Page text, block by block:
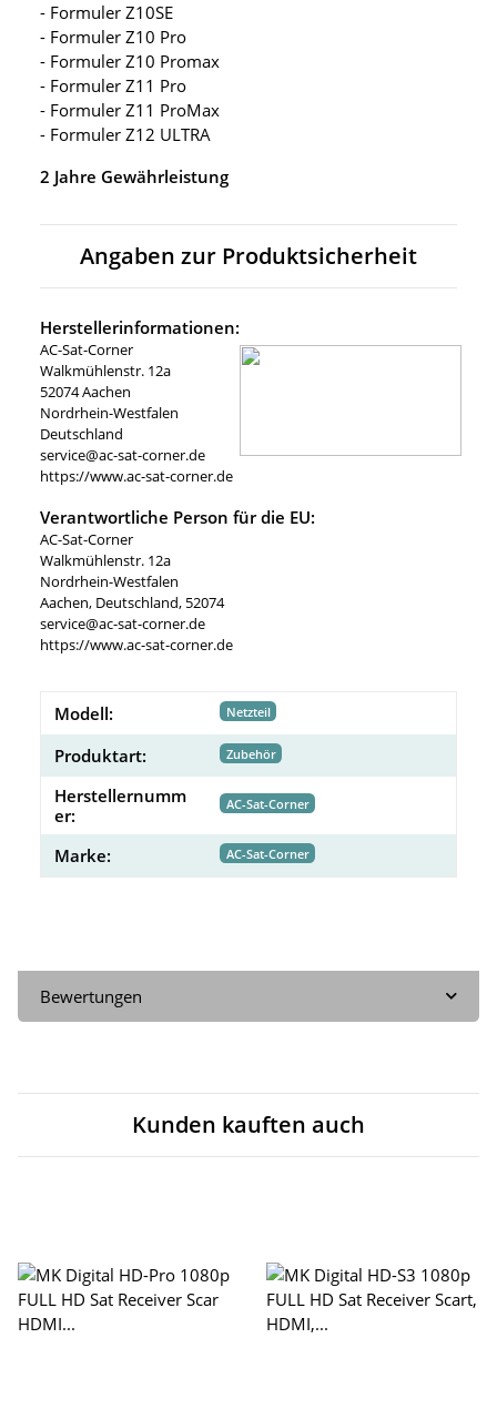
- Formuler Z10SE
- Formuler Z10 Pro
- Formuler Z10 Promax
- Formuler Z11 Pro
- Formuler Z11 ProMax
- Formuler Z12 ULTRA
2 Jahre Gewährleistung
Angaben zur Produktsicherheit
Herstellerinformationen:
AC-Sat-Corner
Walkmühlenstr. 12a
52074 Aachen
Nordrhein-Westfalen
Deutschland
service@ac-sat-corner.de
https://www.ac-sat-corner.de
Verantwortliche Person für die EU:
AC-Sat-Corner
Walkmühlenstr. 12a
Nordrhein-Westfalen
Aachen, Deutschland, 52074
service@ac-sat-corner.de
https://www.ac-sat-corner.de
Modell: Netzteil
Produktart: Zubehör
Herstellernumm
er:
AC-Sat-Corner
Marke: AC-Sat-Corner
Bewertungen
Kunden kauften auch